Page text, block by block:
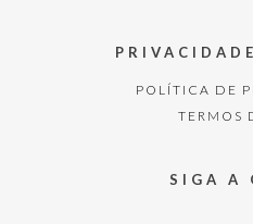
POLÍTICA DE
TERMOS
SIGA A